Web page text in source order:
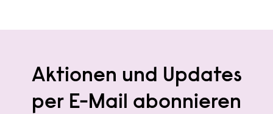
Aktionen und Updates
per E-Mail abonnieren